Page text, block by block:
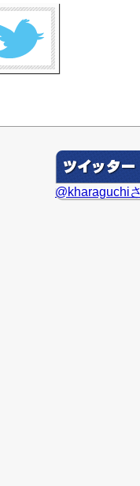
@kharaguchi